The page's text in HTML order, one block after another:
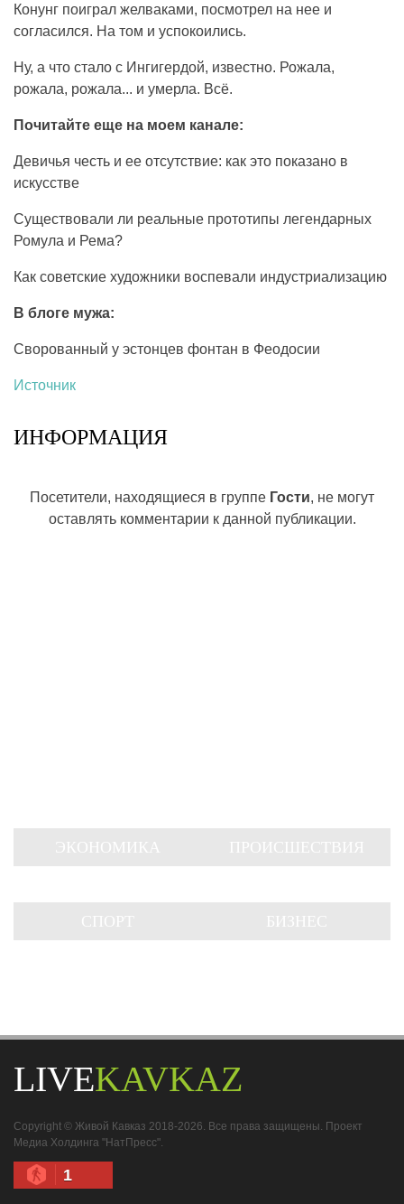
Конунг поиграл желваками, посмотрел на нее и
согласился. На том и успокоились.
Ну, а что стало с Ингигердой, известно. Рожала,
рожала, рожала... и умерла. Всё.
Почитайте еще на моем канале:
Девичья честь и ее отсутствие: как это показано в
искусстве
Существовали ли реальные прототипы легендарных
Ромула и Рема?
Как советские художники воспевали индустриализацию
В блоге мужа:
Сворованный у эстонцев фонтан в Феодосии
Источник
ИНФОРМАЦИЯ
Посетители, находящиеся в группе Гости, не могут
оставлять комментарии к данной публикации.
LIVEKAVKAZ
Copyright © Живой Кавказ 2018-2026. Все права защищены. Проект
Медиа Холдинга "НатПресс".
1